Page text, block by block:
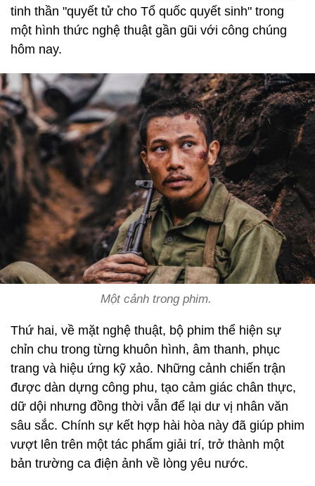
tinh thần "quyết tử cho Tổ quốc quyết sinh" trong
một hình thức nghệ thuật gần gũi với công chúng
hôm nay.
Một cảnh trong phim.
Thứ hai, về mặt nghệ thuật, bộ phim thể hiện sự
chỉn chu trong từng khuôn hình, âm thanh, phục
trang và hiệu ứng kỹ xảo. Những cảnh chiến trận
được dàn dựng công phu, tạo cảm giác chân thực,
dữ dội nhưng đồng thời vẫn để lại dư vị nhân văn
sâu sắc. Chính sự kết hợp hài hòa này đã giúp phim
vượt lên trên một tác phẩm giải trí, trở thành một
bản trường ca điện ảnh về lòng yêu nước.